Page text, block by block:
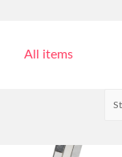
All items